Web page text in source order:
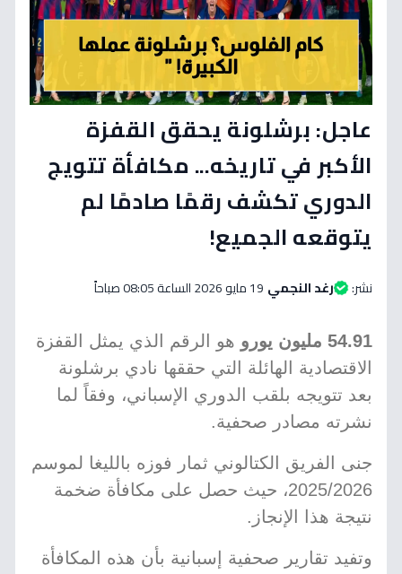
عاجل: برشلونة يحقق القفزة
الأكبر في تاريخه... مكافأة تتويج
الدوري تكشف رقمًا صادمًا لم
يتوقعه الجميع!
نشر: رغد النجمي 19 مايو 2026 الساعة 08:05 صباحاً
54.91 مليون يورو
هو الرقم الذي يمثل القفزة
الاقتصادية الهائلة التي حققها نادي برشلونة
بعد تتويجه بلقب الدوري الإسباني، وفقاً لما
نشرته مصادر صحفية.
جنى الفريق الكتالوني ثمار فوزه بالليغا لموسم
2025/2026، حيث حصل على مكافأة ضخمة
نتيجة هذا الإنجاز.
وتفيد تقارير صحفية إسبانية بأن هذه المكافأة